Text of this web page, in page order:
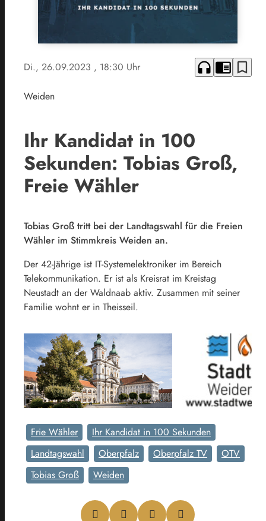
Di., 26.09.2023 , 18:30 Uhr headphones chrome_reader_mode bookmark_border
Weiden
Ihr Kandidat in 100
Sekunden: Tobias Groß,
Freie Wähler
Tobias Groß tritt bei der Landtagswahl für die Freien
Wähler im Stimmkreis Weiden an.
Der 42-Jährige ist IT-Systemelektroniker im Bereich
Telekommunikation. Er ist als Kreisrat im Kreistag
Neustadt an der Waldnaab aktiv. Zusammen mit seiner
Familie wohnt er in Theisseil.
Frie Wähler
Ihr Kandidat in 100 Sekunden
Landtagswahl
Oberpfalz Oberpfalz TV
OTV
Tobias Groß
Weiden